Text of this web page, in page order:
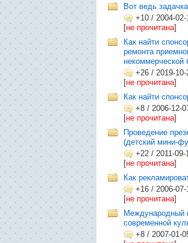
Вот ведь
+10 / 2004-
[не прочитана]
Как найти
ремонта
некоммерческой
+26 / 2019-
[не прочитана]
Как найти
+8 / 2006-12-
[не прочитана]
Проведение
(детский мини-
+22 / 2011-
[не прочитана]
Как
+16 / 2006-
[не прочитана]
Международный
современной
+8 / 2007-01-